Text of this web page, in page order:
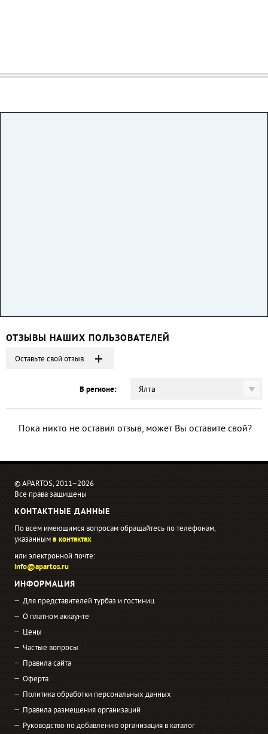
ОТЗЫВЫ НАШИХ ПОЛЬЗОВАТЕЛЕЙ
Оставьте свой отзыв
В регионе: Ялта
Пока никто не оставил отзыв, может Вы оставите свой?
© APARTOS, 2011−2026
Все права защищены
КОНТАКТНЫЕ ДАННЫЕ
По всем имеющимся вопросам обращайтесь по телефонам,
указаннымв контактах
или электронной почте:
info@apartos.ru
ИНФОРМАЦИЯ
Для представителей турбаз и гостиниц
О платном аккаунте
Цены
Частые вопросы
Правила сайта
Оферта
Политика обработки персональных данных
Правила размещения организаций
Руководство по добавлению организация в каталог